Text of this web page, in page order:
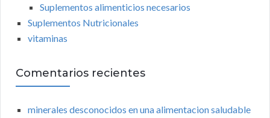
Suplementos alimenticios necesarios
Suplementos Nutricionales
vitaminas
Comentarios recientes
minerales desconocidos en una alimentacion saludable